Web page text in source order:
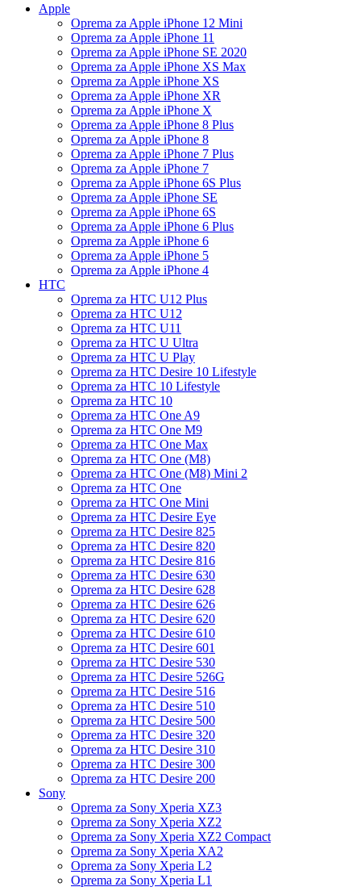
Apple
Oprema za Apple iPhone 12 Mini
Oprema za Apple iPhone 11
Oprema za Apple iPhone SE 2020
Oprema za Apple iPhone XS Max
Oprema za Apple iPhone XS
Oprema za Apple iPhone XR
Oprema za Apple iPhone X
Oprema za Apple iPhone 8 Plus
Oprema za Apple iPhone 8
Oprema za Apple iPhone 7 Plus
Oprema za Apple iPhone 7
Oprema za Apple iPhone 6S Plus
Oprema za Apple iPhone SE
Oprema za Apple iPhone 6S
Oprema za Apple iPhone 6 Plus
Oprema za Apple iPhone 6
Oprema za Apple iPhone 5
Oprema za Apple iPhone 4
HTC
Oprema za HTC U12 Plus
Oprema za HTC U12
Oprema za HTC U11
Oprema za HTC U Ultra
Oprema za HTC U Play
Oprema za HTC Desire 10 Lifestyle
Oprema za HTC 10 Lifestyle
Oprema za HTC 10
Oprema za HTC One A9
Oprema za HTC One M9
Oprema za HTC One Max
Oprema za HTC One (M8)
Oprema za HTC One (M8) Mini 2
Oprema za HTC One
Oprema za HTC One Mini
Oprema za HTC Desire Eye
Oprema za HTC Desire 825
Oprema za HTC Desire 820
Oprema za HTC Desire 816
Oprema za HTC Desire 630
Oprema za HTC Desire 628
Oprema za HTC Desire 626
Oprema za HTC Desire 620
Oprema za HTC Desire 610
Oprema za HTC Desire 601
Oprema za HTC Desire 530
Oprema za HTC Desire 526G
Oprema za HTC Desire 516
Oprema za HTC Desire 510
Oprema za HTC Desire 500
Oprema za HTC Desire 320
Oprema za HTC Desire 310
Oprema za HTC Desire 300
Oprema za HTC Desire 200
Sony
Oprema za Sony Xperia XZ3
Oprema za Sony Xperia XZ2
Oprema za Sony Xperia XZ2 Compact
Oprema za Sony Xperia XA2
Oprema za Sony Xperia L2
Oprema za Sony Xperia L1